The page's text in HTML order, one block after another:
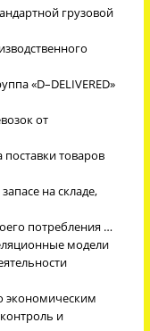
грузовой
«D–DELIVERED»
от
поставки товаров
на складе,
потребления …
модели
экономическим
и